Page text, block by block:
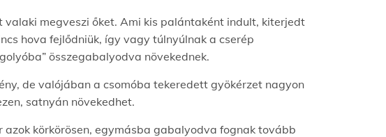
megveszi őket. Ami kis palántaként indult, kiterjedt
hova fejlődniük, így vagy túlnyúlnak a cserép
összegabalyodva növekednek.
de valójában a csomóba tekeredett gyökérzet nagyon
satnyán növekedhet.
körkörösen, egymásba gabalyodva fognak tovább